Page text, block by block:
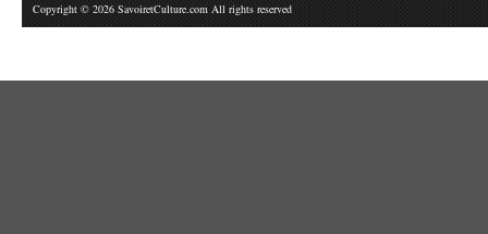
Copyright © 2026 SavoiretCulture.com All rights reserved